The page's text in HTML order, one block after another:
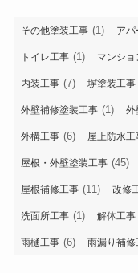
その他塗装工事 (1) ア
トイレ工事 (1) マンシ
内装工事 (7) 塀塗装工事
外壁補修塗装工事 (1) 外
外構工事 (6) 屋上防水工
屋根・外壁塗装工事 (45)
屋根補修工事 (11) 改修
洗面所工事 (1) 解体工事
雨樋工事 (6) 雨漏り補修